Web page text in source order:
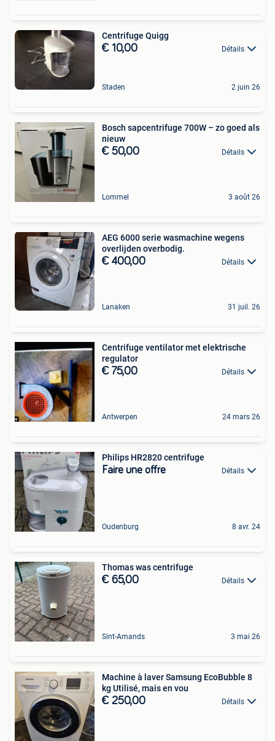
Centrifuge Quigg
€ 10,00 Détails
Staden 2 juin 26
Bosch sapcentrifuge 700W – zo goed als
nieuw
€ 50,00 Détails
Lommel 3 août 26
AEG 6000 serie wasmachine wegens
overlijden overbodig.
€ 400,00 Détails
Lanaken 31 juil. 26
Centrifuge ventilator met elektrische
regulator
€ 75,00 Détails
Antwerpen 24 mars 26
Philips HR2820 centrifuge
Faire une offre Détails
Oudenburg 8 avr. 24
Thomas was centrifuge
€ 65,00 Détails
Sint-Amands 3 mai 26
Machine à laver Samsung EcoBubble 8
kg Utilisé, mais en vou
€ 250,00 Détails